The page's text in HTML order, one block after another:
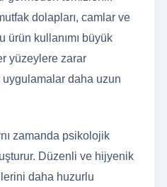
dolapları, camlar ve
ürün kullanımı büyük
yüzeylere zarar
daha uzun
zamanda psikolojik
Düzenli ve hijyenik
daha huzurlu